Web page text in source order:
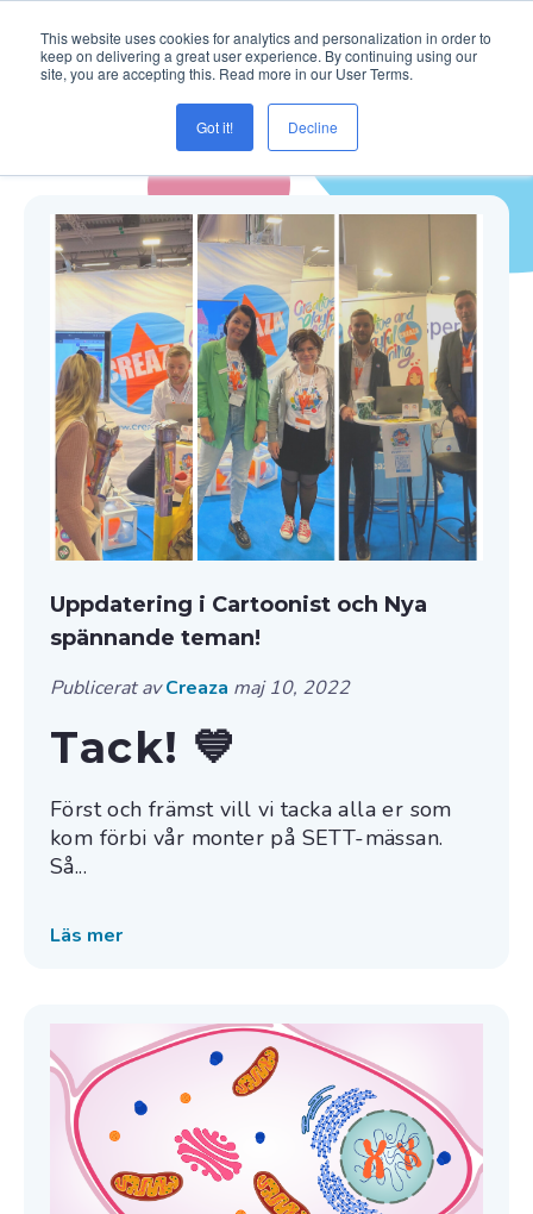
This website uses cookies for analytics and personalization in order to
keep on delivering a great user experience. By continuing using our
site, you are accepting this. Read more in our User Terms.
Got it! Decline
Blogg ( Movie Editor )
Uppdatering i Cartoonist och Nya
spännande teman!
Publicerat avCreaza maj 10, 2022
Tack! 💙
Först och främst vill vi tacka alla er som
kom förbi vår monter på SETT-mässan.
Så...
Läs mer